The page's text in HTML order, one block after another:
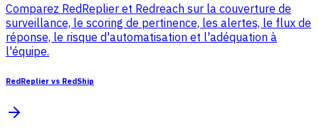
Comparez RedReplier et Redreach sur la couverture de
surveillance, le scoring de pertinence, les alertes, le flux de
réponse, le risque d'automatisation et l'adéquation à
l'équipe.
RedReplier vs RedShip